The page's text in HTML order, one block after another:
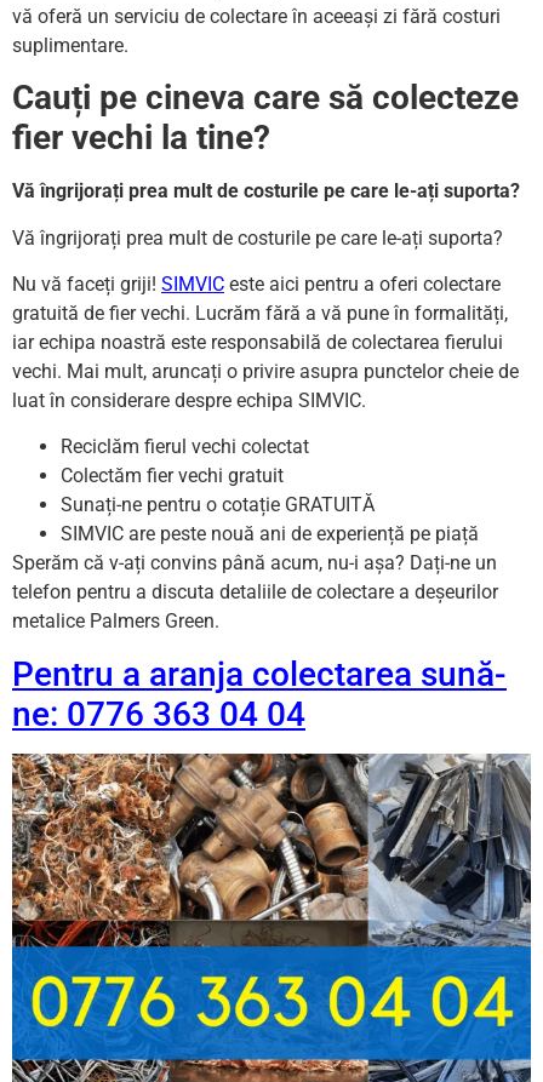
vă oferă un serviciu de colectare în aceeași zi fără costuri
suplimentare.
Cauți pe cineva care să colecteze
fier vechi la tine?
Vă îngrijorați prea mult de costurile pe care le-ați suporta?
Vă îngrijorați prea mult de costurile pe care le-ați suporta?
Nu vă faceți griji! SIMVIC este aici pentru a oferi colectare
gratuită de fier vechi. Lucrăm fără a vă pune în formalități,
iar echipa noastră este responsabilă de colectarea fierului
vechi. Mai mult, aruncați o privire asupra punctelor cheie de
luat în considerare despre echipa SIMVIC.
Reciclăm fierul vechi colectat
Colectăm fier vechi gratuit
Sunați-ne pentru o cotație GRATUITĂ
SIMVIC are peste nouă ani de experiență pe piață
Sperăm că v-ați convins până acum, nu-i așa? Dați-ne un
telefon pentru a discuta detaliile de colectare a deșeurilor
metalice Palmers Green.
Pentru a aranja colectarea sună-
ne: 0776 363 04 04